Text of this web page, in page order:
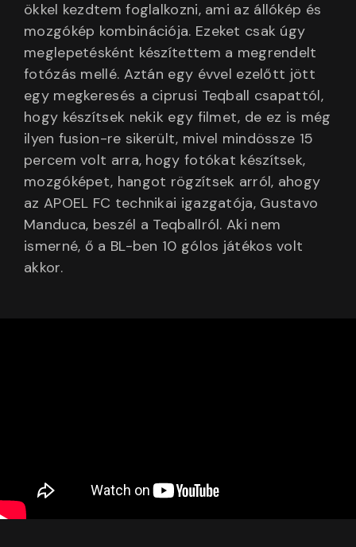
ökkel kezdtem foglalkozni, ami az állókép és
mozgókép kombinációja. Ezeket csak úgy
meglepetésként készítettem a megrendelt
fotózás mellé. Aztán egy évvel ezelőtt jött
egy megkeresés a ciprusi Teqball csapattól,
hogy készítsek nekik egy filmet, de ez is még
ilyen fusion-re sikerült, mivel mindössze 15
percem volt arra, hogy fotókat készítsek,
mozgóképet, hangot rögzítsek arról, ahogy
az APOEL FC technikai igazgatója, Gustavo
Manduca, beszél a Teqballról. Aki nem
ismerné, ő a BL-ben 10 gólos játékos volt
akkor.